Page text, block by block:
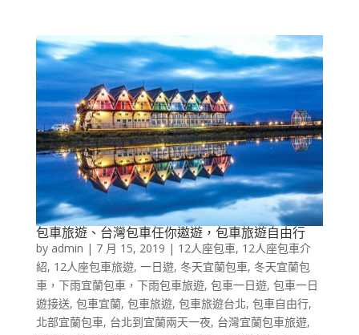
包車旅遊、台灣包車任你遨遊，包車旅遊自由行
by admin | 7 月 15, 2019 | 12人座包車, 12人座包車介
紹, 12人座包車旅遊, 一日遊, 冬天宜蘭包車, 冬天宜蘭包
車，下雨宜蘭包車，下雨包車旅遊, 包車一日遊, 包車一日
遊接送, 包車宜蘭, 包車旅遊, 包車旅遊台北, 包車自由行,
北部宜蘭包車, 台北到宜蘭兩天一夜, 台灣宜蘭包車旅遊,